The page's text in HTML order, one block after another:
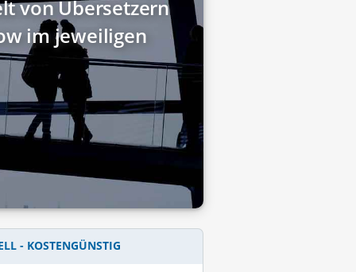
von Übersetzern
im jeweiligen
- KOSTENGÜNSTIG